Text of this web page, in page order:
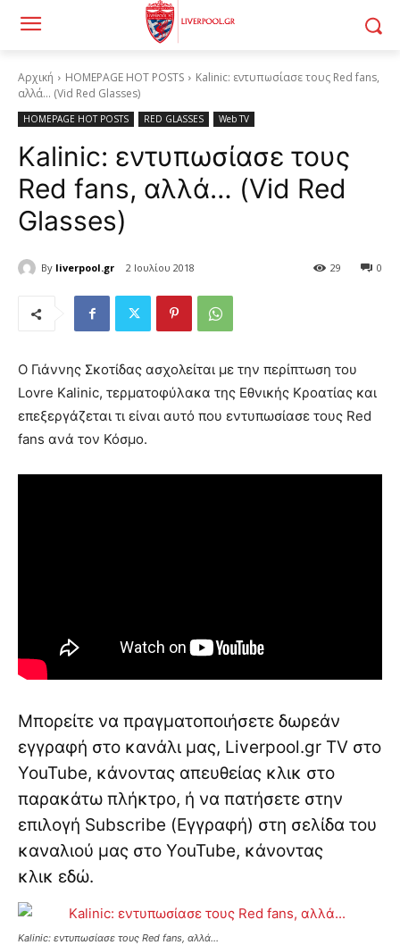
Αρχική HOMEPAGE HOT POSTS
Kalinic: εντυπωσίασε τους Red fans,
αλλά... (Vid Red Glasses)
HOMEPAGE HOT POSTS RED GLASSES Web TV
Kalinic: εντυπωσίασε τους
Red fans, αλλά… (Vid Red
Glasses)
By liverpool.gr 2 Ιουλίου 2018 0
29
Ο Γιάννης Σκοτίδας ασχολείται με την περίπτωση του
Lovre Kalinic, τερματοφύλακα της Εθνικής Κροατίας και
επεξεργάζεται τι είναι αυτό που εντυπωσίασε τους Red
fans ανά τον Κόσμο.
Μπορείτε να πραγματοποιήσετε δωρεάν
εγγραφή στο κανάλι μας, Liverpool.gr TV στο
YouTube, κάνοντας απευθείας κλικ στο
παρακάτω πλήκτρο, ή να πατήσετε στην
επιλογή Subscribe (Εγγραφή) στη σελίδα του
καναλιού μας στο YouTube, κάνοντας
κλικ εδώ.
Kalinic: εντυπωσίασε τους Red fans, αλλά…